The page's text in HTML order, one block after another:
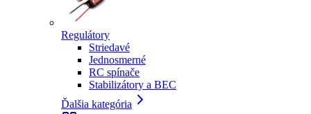
Regulátory
Striedavé
Jednosmerné
RC spínače
Stabilizátory a BEC
Ďalšia kategória